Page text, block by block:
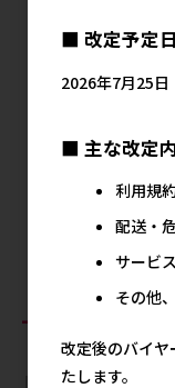
[マルカン サンライズ]ミ
メーカー希望小
■ 改定予定日
2026年7月25日
■ 主な改定
利用規
配送・
サービ
その他
改定後のバイ
たします。